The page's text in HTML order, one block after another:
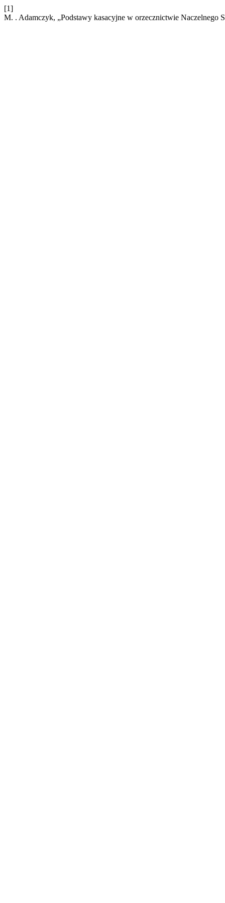
[1]
M. . Adamczyk, „Podstawy kasacyjne w orzecznictwie Naczelnego